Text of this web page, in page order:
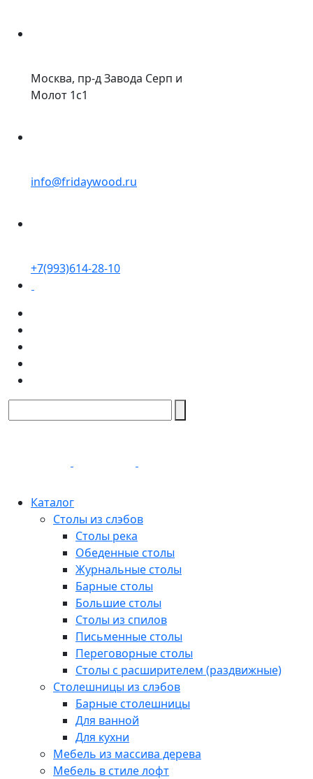
Москва, пр-д Завода Серп и
Молот 1с1
info@fridaywood.ru
+7(993)614-28-10
Каталог
Столы из слэбов
Столы река
Обеденные столы
Журнальные столы
Барные столы
Большие столы
Столы из спилов
Письменные столы
Переговорные столы
Столы с расширителем (раздвижные)
Столешницы из слэбов
Барные столешницы
Для ванной
Для кухни
Мебель из массива дерева
Мебель в стиле лофт